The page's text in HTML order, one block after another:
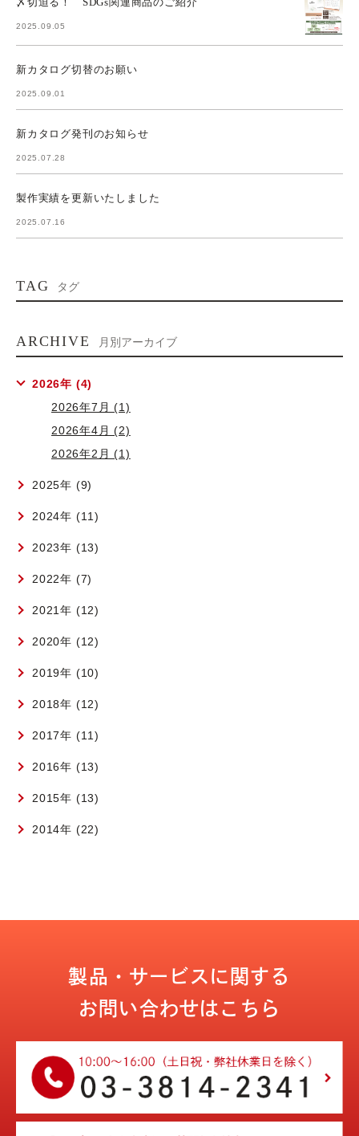
2025.09.05
新カタログ切替のお願い
2025.09.01
新カタログ発刊のお知らせ
2025.07.28
製作実績を更新いたしました
2025.07.16
TAG タグ
ARCHIVE 月別アーカイブ
2026年 (4)
2026年7月 (1)
2026年4月 (2)
2026年2月 (1)
2025年 (9)
2024年 (11)
2023年 (13)
2022年 (7)
2021年 (12)
2020年 (12)
2019年 (10)
2018年 (12)
2017年 (11)
2016年 (13)
2015年 (13)
2014年 (22)
製品・サービスに関する
お問い合わせはこちら